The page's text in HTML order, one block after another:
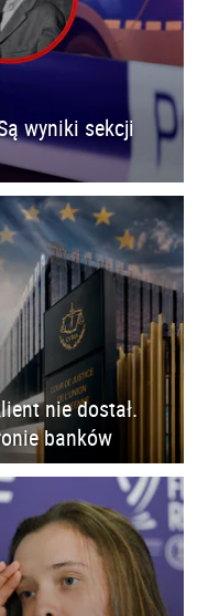
wyniki sekcji
nie dostał.
banków